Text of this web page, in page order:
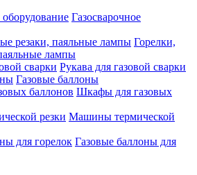
Газосварочное
Горелки,
лампы
Рукава для газовой сварки
Газовые баллоны
Шкафы для газовых
Машины термической
Газовые баллоны для